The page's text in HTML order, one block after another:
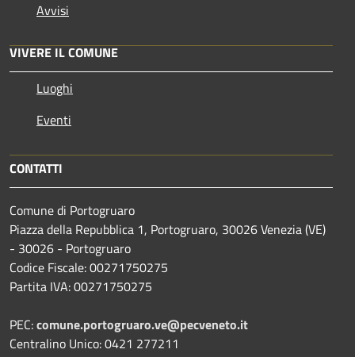
Avvisi
VIVERE IL COMUNE
Luoghi
Eventi
CONTATTI
Comune di Portogruaro
Piazza della Repubblica 1, Portogruaro, 30026 Venezia (VE)
- 30026 - Portogruaro
Codice Fiscale: 00271750275
Partita IVA: 00271750275
PEC:comune.portogruaro.ve@pecveneto.it
Centralino Unico: 0421 277211